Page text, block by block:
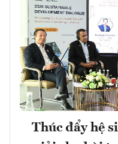
Thúc đẩy hệ